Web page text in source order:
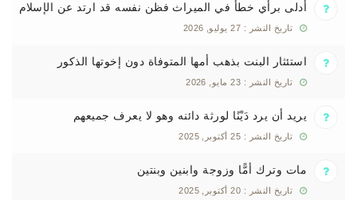
أدلى برأي خطأ في الميراث فظن نفسه قد ارتد عن الإسلام
تاريخ النشر : 27 يوليو, 2026
استئثار البنت بذهب أمها المتوفاة دون إخوتها الذكور
تاريخ النشر : 23 مايو, 2026
يريد أن يرد دَيْنًا لورثة دائنه وهو لا يعرف جميعهم
تاريخ النشر : 25 أكتوبر, 2025
مات وترك أمًّا وزوجة وابنين وبنتين
تاريخ النشر : 20 أكتوبر, 2025